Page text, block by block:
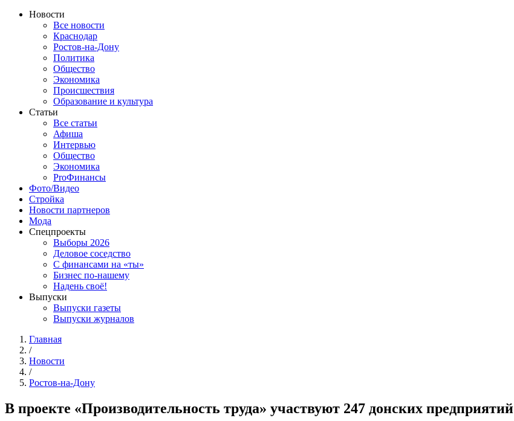
Новости
Все новости
Краснодар
Ростов-на-Дону
Политика
Общество
Экономика
Происшествия
Образование и культура
Статьи
Все статьи
Афиша
Интервью
Общество
Экономика
ProФинансы
Фото/Видео
Стройка
Новости партнеров
Мода
Спецпроекты
Выборы 2026
Деловое соседство
С финансами на «ты»
Бизнес по-нашему
Надень своё!
Выпуски
Выпуски газеты
Выпуски журналов
Главная
/
Новости
/
Ростов-на-Дону
В проекте «Производительность труда» участвуют 247 донских предприятий